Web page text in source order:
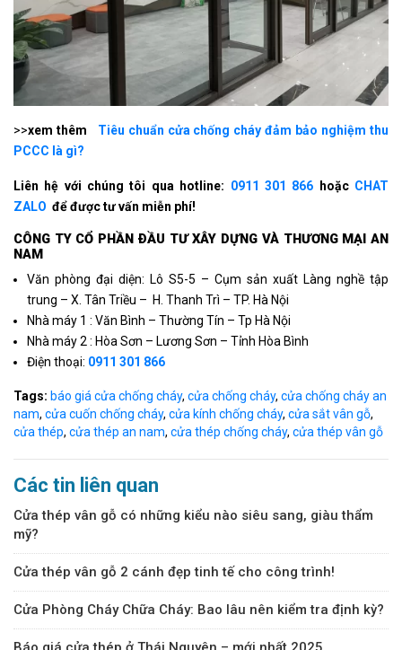
>>xem thêm
Tiêu chuẩn cửa chống cháy đảm bảo nghiệm thu
PCCC là gì?
Liên hệ với chúng tôi qua hotline: 0911 301 866 hoặcCHAT
ZALO để được tư vấn miễn phí!
CÔNG TY CỔ PHẦN ÐẦU TƯ XÂY DỰNG VÀ THƯƠNG MẠI AN
NAM
Văn phòng đại diện: Lô S5-5 – Cụm sản xuất Làng nghề tập
trung – X. Tân Triều – H. Thanh Trì – TP. Hà Nội
Nhà máy 1 : Văn Bình – Thường Tín – Tp Hà Nội
Nhà máy 2 : Hòa Sơn – Lương Sơn – Tỉnh Hòa Bình
Điện thoại: 0911 301 866
Tags: báo giá cửa chống cháy, cửa chống cháy, cửa chống cháy an
nam, cửa cuốn chống cháy, cửa kính chống cháy, cửa sắt vân gỗ,
cửa thép, cửa thép an nam, cửa thép chống cháy, cửa thép vân gỗ
Các tin liên quan
Cửa thép vân gỗ có những kiểu nào siêu sang, giàu thẩm
mỹ?
Cửa thép vân gỗ 2 cánh đẹp tinh tế cho công trình!
Cửa Phòng Cháy Chữa Cháy: Bao lâu nên kiểm tra định kỳ?